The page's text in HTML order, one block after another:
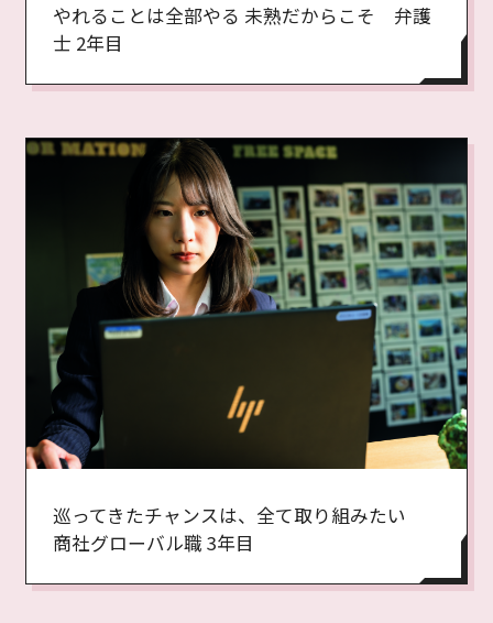
やれることは全部やる 未熟だからこそ 弁護
士 2年目
巡ってきたチャンスは、全て取り組みたい
商社グローバル職 3年目